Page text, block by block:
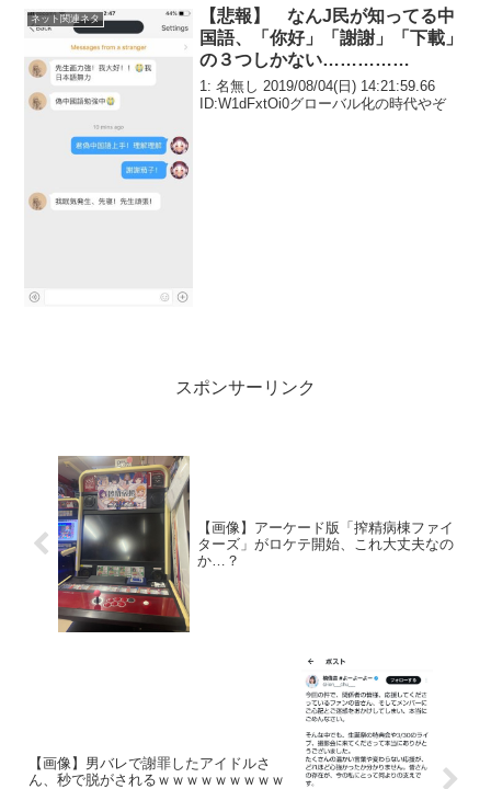
ネット関連ネタ
【悲報】 なんJ民が知ってる中
国語、「你好」「謝謝」「下載」
の３つしかない……………
1: 名無し 2019/08/04(日) 14:21:59.66
ID:W1dFxtOi0グローバル化の時代やぞ
スポンサーリンク
【画像】アーケード版「搾精病棟ファイ
ターズ」がロケテ開始、これ大丈夫なの
か…？
【画像】男バレで謝罪したアイドルさ
ん、秒で脱がされるｗｗｗｗｗｗｗｗｗ